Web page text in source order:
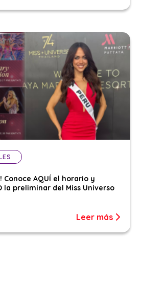
Conoce AQUÍ el horario y
la preliminar del Miss Universo
Leer más